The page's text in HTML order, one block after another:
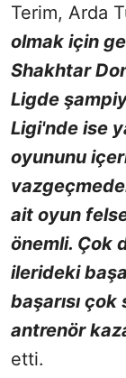
Terim, Arda
olmak için
Shakhtar
Ligde
Ligi'nde ise
oyununu
ait oyun
önemli. Çok
ilerideki
başarısı
antrenör
etti.